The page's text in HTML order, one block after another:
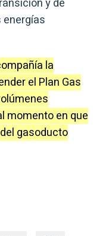
y de
la
el Plan Gas
momento en que
gasoducto